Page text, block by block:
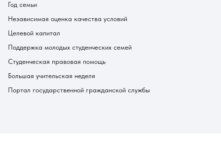
Год семьи
Независимая оценка качества условий
Целевой капитал
Поддержка молодых студенческих семей
Студенческая правовая помощь
Большая учительская неделя
Портал государственной гражданской службы